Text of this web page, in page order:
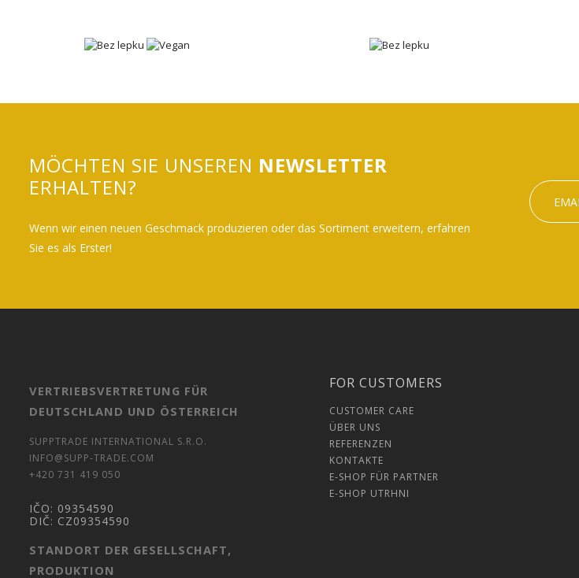
MÖCHTEN SIE UNSEREN NEWSLETTER
ERHALTEN?
Wenn wir einen neuen Geschmack produzieren oder das Sortiment erweitern, erfahren
Sie es als Erster!
VERTRIEBSVERTRETUNG FÜR
DEUTSCHLAND UND ÖSTERREICH
SUPPTRADE INTERNATIONAL S.R.O.
INFO@SUPP-TRADE.COM
+420 731 419 050
IČO: 09354590
DIČ: CZ09354590
STANDORT DER GESELLSCHAFT,
PRODUKTION
FOR CUSTOMERS
CUSTOMER CARE
ÜBER UNS
REFERENZEN
KONTAKTE
E-SHOP FÜR PARTNER
E-SHOP UTRHNI